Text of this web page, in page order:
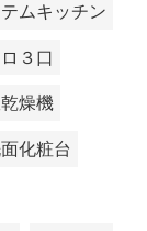
ムキッチン
３口
燥機
化粧台